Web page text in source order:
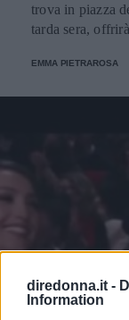
diredonna.it -
Information
trova in piazza
tarda sera,
serviti all'una di
EMMA PIETRAROSA